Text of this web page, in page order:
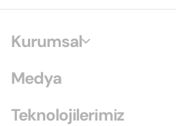
Kurumsal
Medya
Teknolojilerimiz